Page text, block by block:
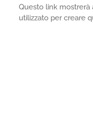
Questo link
utilizzato per creare